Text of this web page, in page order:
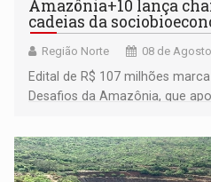
Amazônia+10 lança
cadeias da
Região Norte 08 de
Edital de R$ 107 milhões
Desafios da Amazônia, que
submissão de pré-propostas
setembro